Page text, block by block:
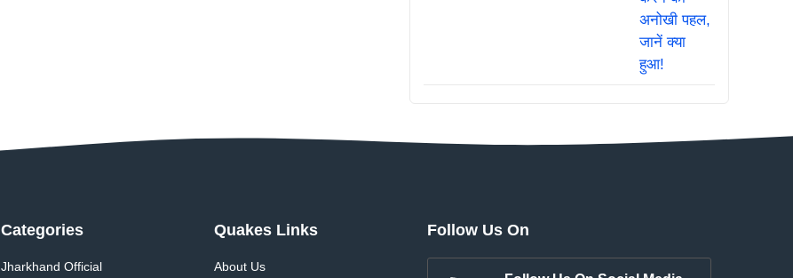
Categories
Jharkhand Official
Quakes Links
About Us
Follow Us On